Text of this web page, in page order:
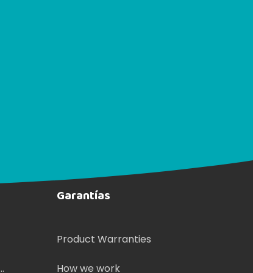
Garantías
Product Warranties
How we work